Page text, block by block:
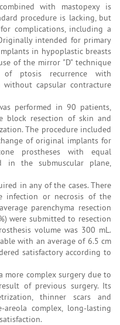
with mastopexy is
procedure is lacking, but
complications, including a
intended for primary
in hypoplastic breasts
of the mirror "D" technique
ptosis recurrence with
capsular contracture
performed in 90 patients,
block resection of skin and
The procedure included
of original implants for
prostheses with equal
in the submuscular plane,
in any of the cases. There
infection or necrosis of the
parenchyma resection
were submitted to resection
volume was 300 mL.
with an average of 6.5 cm
satisfactory according to
more complex surgery due to
of previous surgery. Its
thinner scars and
complex, long-lasting